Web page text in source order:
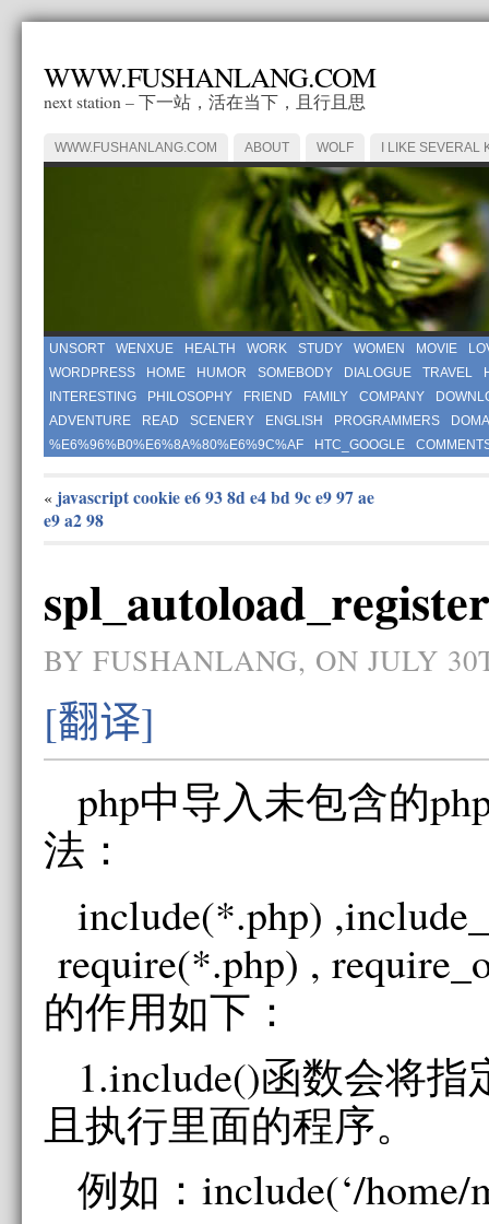
WWW.FUSHANLANG.COM
next station – 下一站，活在当下，且行且思
WWW.FUSHANLANG.COM ABOUT WOLF I LIKE SEVERAL
UNSORT WENXUE HEALTH WORK STUDY WOMEN MOVIE
WORDPRESS
HOME HUMOR SOMEBODY DIALOGUE TRAVEL
INTERESTING
PHILOSOPHY FRIEND FAMILY COMPANY
ADVENTURE
READ SCENERY ENGLISH PROGRAMMERS
%E6%96%B0%E6%8A%80%E6%9C%AF
HTC_GOOGLE
« javascript cookie e6 93 8d e4 bd 9c e9 97 ae
e9 a2 98
BY FUSHANLANG, ON JULY
[翻译]
php中导入未包含的
法：
include(*.php)
require(*.php) ,
的作用如下：
1.include()函数会将
且执行里面的程序。
例如：include(‘/home/